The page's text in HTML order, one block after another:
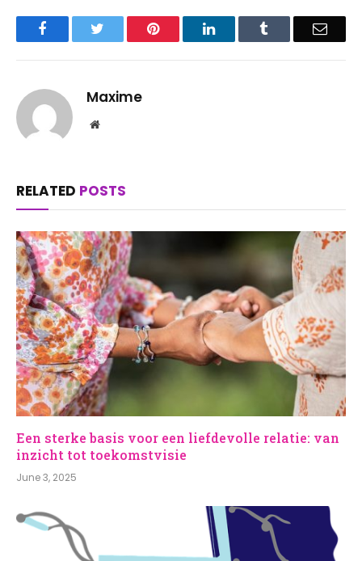
Facebook Pinterest LinkedIn Email
Maxime
Website
RELATED POSTS
Een sterke basis voor een liefdevolle relatie: van
inzicht tot toekomstvisie
June 3, 2025